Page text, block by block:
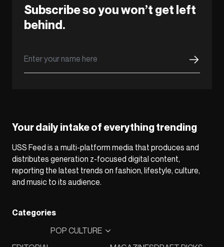
Subscribe so you won’t get left
behind.
Your daily intake of everything trending
USS Feed is a multi-platform media that produces and
distributes generation z-focused digital content,
reporting the latest trends on fashion, lifestyle, culture,
and music to its audience.
Categories
POP CULTURE